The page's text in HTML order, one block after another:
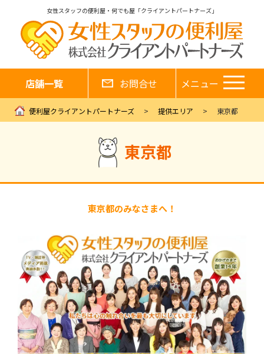
女性スタッフの便利屋・何でも屋「クライアントパートナーズ」
店舗一覧 お問合せ メニュー
便利屋クライアントパートナーズ 提供エリア 東京都
東京都
東京都のみなさまへ！